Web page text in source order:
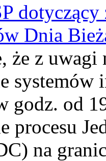
dotyczący
Dnia
że z uwagi
godz. od
procesu
na